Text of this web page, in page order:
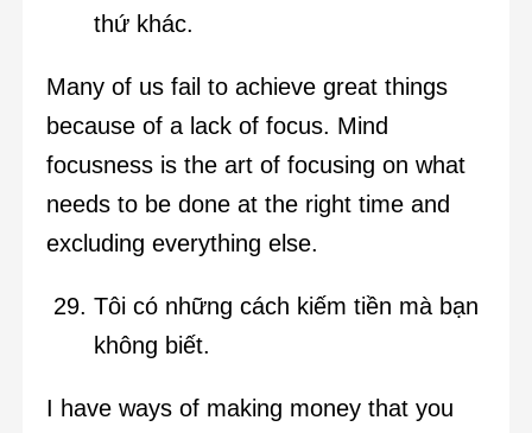
thứ khác.
Many of us fail to achieve great things
because of a lack of focus. Mind
focusness is the art of focusing on what
needs to be done at the right time and
excluding everything else.
Tôi có những cách kiếm tiền mà bạn
không biết.
I have ways of making money that you